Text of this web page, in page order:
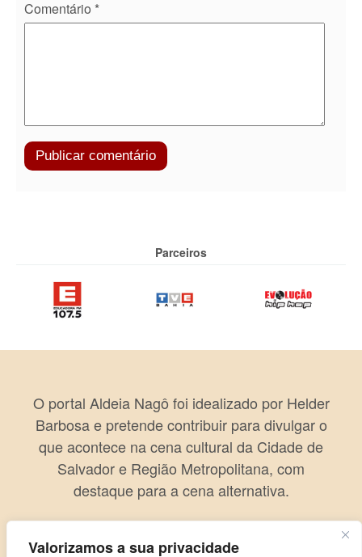
Valorizamos a sua privacidade
Comentário *
Parceiros
O portal Aldeia Nagô foi idealizado por Helder
Barbosa e pretende contribuir para divulgar o
que acontece na cena cultural da Cidade de
Salvador e Região Metropolitana, com
destaque para a cena alternativa.